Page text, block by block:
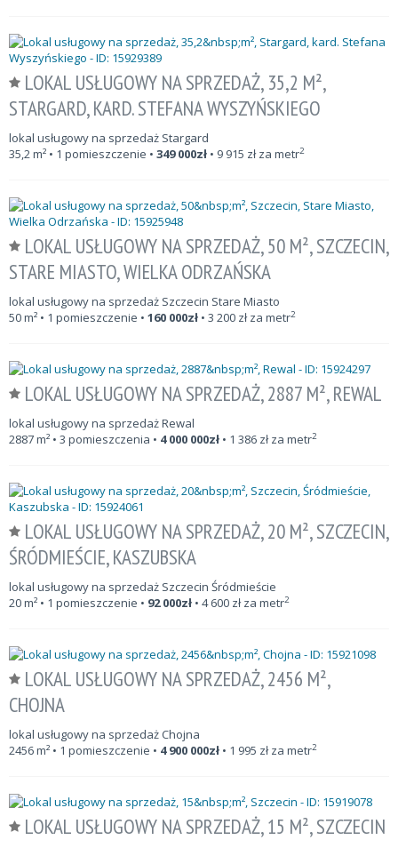
LOKAL USŁUGOWY NA SPRZEDAŻ, 35,2 M²,
STARGARD, KARD. STEFANA WYSZYŃSKIEGO
lokal usługowy na sprzedaż Stargard
35,2m² • 1 pomieszczenie • 349 000zł • 9 915 zł za metr2
LOKAL USŁUGOWY NA SPRZEDAŻ, 50 M², SZCZECIN,
STARE MIASTO, WIELKA ODRZAŃSKA
lokal usługowy na sprzedaż Szczecin Stare Miasto
50m² • 1 pomieszczenie • 160 000zł • 3 200 zł za metr2
LOKAL USŁUGOWY NA SPRZEDAŻ, 2887 M², REWAL
lokal usługowy na sprzedaż Rewal
2887m² • 3 pomieszczenia • 4 000 000zł • 1 386 zł za metr2
LOKAL USŁUGOWY NA SPRZEDAŻ, 20 M², SZCZECIN,
ŚRÓDMIEŚCIE, KASZUBSKA
lokal usługowy na sprzedaż Szczecin Śródmieście
20m² • 1 pomieszczenie • 92 000zł • 4 600 zł za metr2
LOKAL USŁUGOWY NA SPRZEDAŻ, 2456 M²,
CHOJNA
lokal usługowy na sprzedaż Chojna
2456m² • 1 pomieszczenie • 4 900 000zł • 1 995 zł za metr2
LOKAL USŁUGOWY NA SPRZEDAŻ, 15 M², SZCZECIN